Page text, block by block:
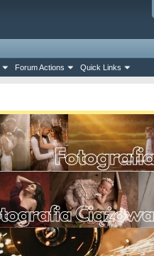
Forum Actions Quick Links